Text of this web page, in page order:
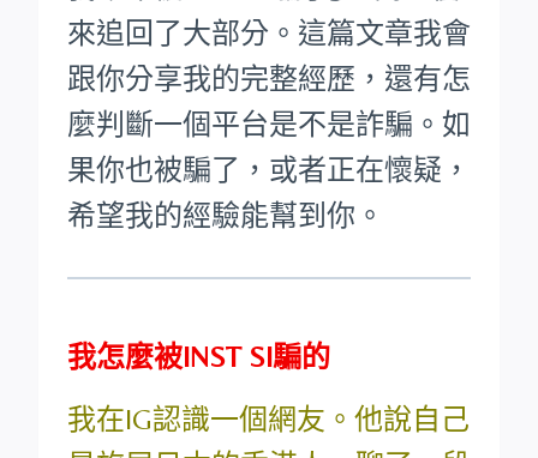
來追回了大部分。這篇文章我會
跟你分享我的完整經歷，還有怎
麼判斷一個平台是不是詐騙。如
果你也被騙了，或者正在懷疑，
希望我的經驗能幫到你。
我怎麼被INST SI騙的
我在IG認識一個網友。他說自己